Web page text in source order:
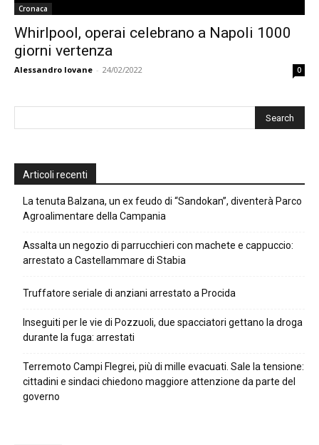
Cronaca
Whirlpool, operai celebrano a Napoli 1000
giorni vertenza
Alessandro Iovane - 24/02/2022 0
Articoli recenti
La tenuta Balzana, un ex feudo di “Sandokan”, diventerà Parco
Agroalimentare della Campania
Assalta un negozio di parrucchieri con machete e cappuccio:
arrestato a Castellammare di Stabia
Truffatore seriale di anziani arrestato a Procida
Inseguiti per le vie di Pozzuoli, due spacciatori gettano la droga
durante la fuga: arrestati
Terremoto Campi Flegrei, più di mille evacuati. Sale la tensione:
cittadini e sindaci chiedono maggiore attenzione da parte del
governo